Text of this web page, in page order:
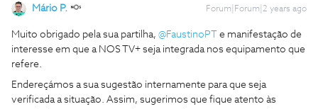
Mário P. Forum|Forum|2 years ago
Muito obrigado pela sua partilha, @FaustinoPT
e manifestação de
interesse em que a NOS TV+ seja integrada nos equipamento que
refere.
Endereçámos a sua sugestão internamente para que seja
verificada a situação. Assim, sugerimos que fique atento às